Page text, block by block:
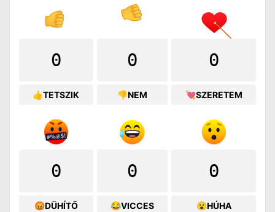
0
👍TETSZIK
0
👎NEM
0
💘SZERETEM
0
😡DÜHÍTŐ
0
😂VICCES
0
😮HÚHA